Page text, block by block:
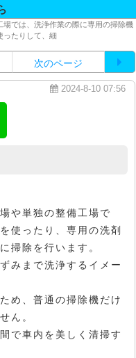
では、洗浄作業の際に専用の掃除機
ったりして、細
次のページ
2024-8-10 07:56
カーショップ
や単独の整備工場で
使ったり、専用の洗剤
掃除を行います。
みまで洗浄するイメー
め、普通の掃除機だけ
ん。
で車内を美しく清掃す